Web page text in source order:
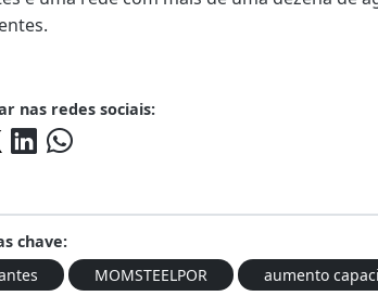
nas redes sociais:
chave:
MOMSTEELPOR aumento